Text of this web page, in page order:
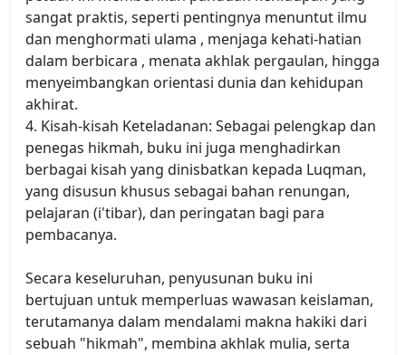
sangat praktis, seperti pentingnya menuntut ilmu
dan menghormati ulama , menjaga kehati-hatian
dalam berbicara , menata akhlak pergaulan, hingga
menyeimbangkan orientasi dunia dan kehidupan
akhirat.
4. Kisah-kisah Keteladanan: Sebagai pelengkap dan
penegas hikmah, buku ini juga menghadirkan
berbagai kisah yang dinisbatkan kepada Luqman,
yang disusun khusus sebagai bahan renungan,
pelajaran (i'tibar), dan peringatan bagi para
pembacanya.
Secara keseluruhan, penyusunan buku ini
bertujuan untuk memperluas wawasan keislaman,
terutamanya dalam mendalami makna hakiki dari
sebuah "hikmah", membina akhlak mulia, serta